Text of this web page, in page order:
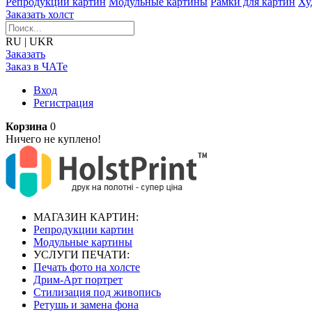
Заказать холст
RU | UKR
Заказать
Заказ в ЧАТе
Вход
Регистрация
Корзина 0
Ничего не куплено!
МАГАЗИН КАРТИН:
Репродукции картин
Модульные картины
УСЛУГИ ПЕЧАТИ:
Печать фото на холсте
Дрим-Арт портрет
Стилизация под живопись
Ретушь и замена фона